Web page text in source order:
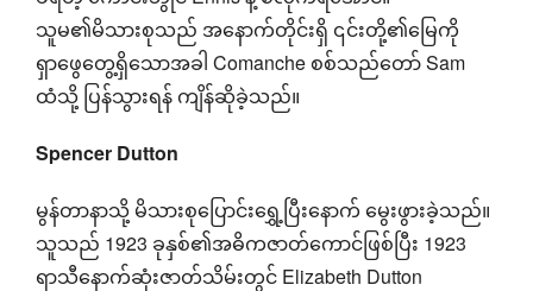
သူမ၏မိသားစုသည် အနောက်တိုင်းရှိ ၎င်းတို့၏မြေကို
ရှာဖွေတွေ့ရှိသောအခါ Comanche စစ်သည်တော် Sam
ထံသို့ ပြန်သွားရန် ကျိန်ဆိုခဲ့သည်။
Spencer Dutton
မွန်တာနာသို့ မိသားစုပြောင်းရွှေ့ပြီးနောက် မွေးဖွားခဲ့သည်။
သူသည် 1923 ခုနှစ်၏အဓိကဇာတ်ကောင်ဖြစ်ပြီး 1923
ရာသီနောက်ဆုံးဇာတ်သိမ်းတွင် Elizabeth Dutton